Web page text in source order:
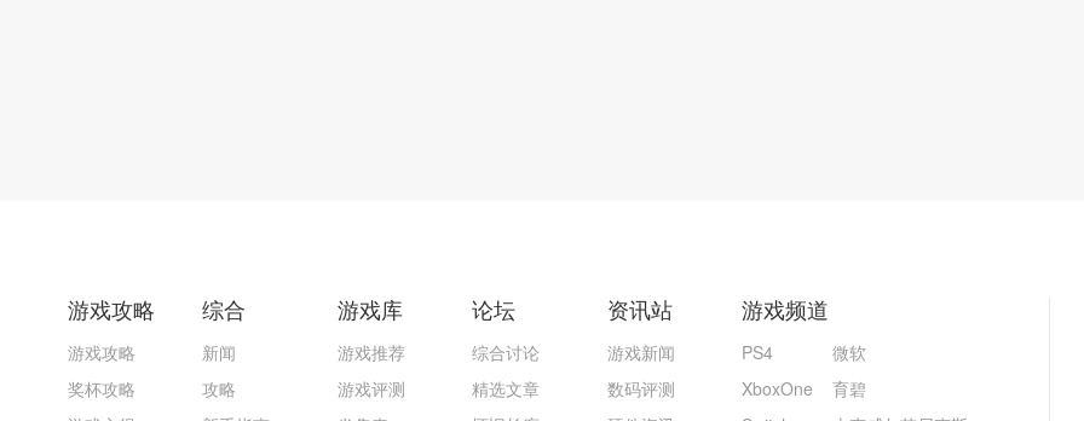
游戏攻略
游戏攻略
奖杯攻略
综合
新闻
攻略
游戏库
游戏推荐
游戏评测
论坛
综合讨论
精选文章
资讯站
游戏新闻
数码评测
游戏频道
PS4
XboxOne
微软
育碧